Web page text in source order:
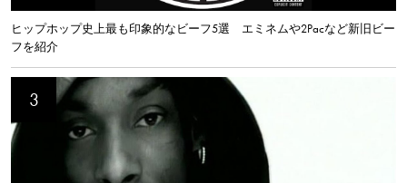
ヒップホップ史上最も印象的なビーフ5選 エミネムや2Pacなど新旧ビー
フを紹介